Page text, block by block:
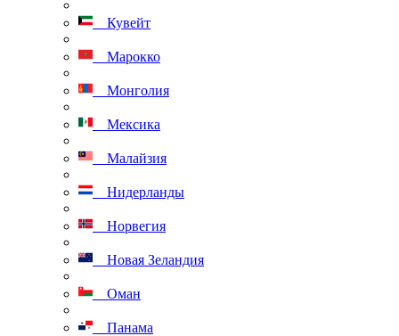
Кувейт
Марокко
Монголия
Мексика
Малайзия
Нидерланды
Норвегия
Новая Зеландия
Оман
Панама